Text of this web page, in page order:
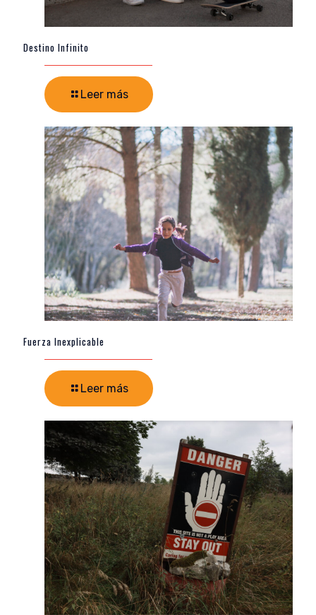
Destino Infinito
Leer más
Fuerza Inexplicable
Leer más